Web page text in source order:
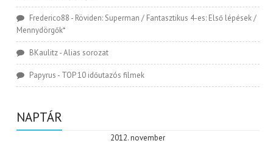
Frederico88 - Röviden: Superman / Fantasztikus 4-es: Első lépések /
Mennydörgők*
BKaulitz-Alias sorozat
Papyrus - TOP 10 időutazós filmek
NAPTÁR
2012. november